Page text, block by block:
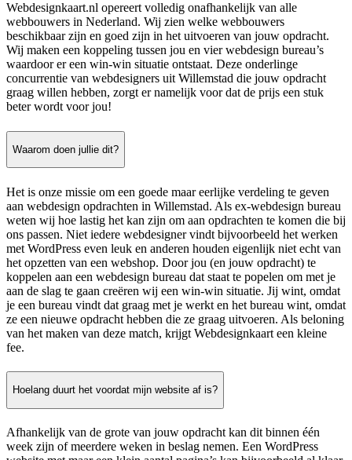
Webdesignkaart.nl opereert volledig onafhankelijk van alle
webbouwers in Nederland. Wij zien welke webbouwers
beschikbaar zijn en goed zijn in het uitvoeren van jouw opdracht.
Wij maken een koppeling tussen jou en vier webdesign bureau’s
waardoor er een win-win situatie ontstaat. Deze onderlinge
concurrentie van webdesigners uit Willemstad die jouw opdracht
graag willen hebben, zorgt er namelijk voor dat de prijs een stuk
beter wordt voor jou!
Waarom doen jullie dit?
Het is onze missie om een goede maar eerlijke verdeling te geven
aan webdesign opdrachten in Willemstad. Als ex-webdesign bureau
weten wij hoe lastig het kan zijn om aan opdrachten te komen die bij
ons passen. Niet iedere webdesigner vindt bijvoorbeeld het werken
met WordPress even leuk en anderen houden eigenlijk niet echt van
het opzetten van een webshop. Door jou (en jouw opdracht) te
koppelen aan een webdesign bureau dat staat te popelen om met je
aan de slag te gaan creëren wij een win-win situatie. Jij wint, omdat
je een bureau vindt dat graag met je werkt en het bureau wint, omdat
ze een nieuwe opdracht hebben die ze graag uitvoeren. Als beloning
van het maken van deze match, krijgt Webdesignkaart een kleine
fee.
Hoelang duurt het voordat mijn website af is?
Afhankelijk van de grote van jouw opdracht kan dit binnen één
week zijn of meerdere weken in beslag nemen. Een WordPress